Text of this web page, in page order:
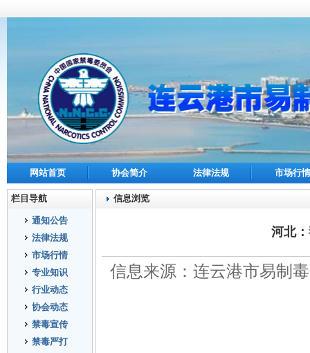
网站首页 协会简介 法律法规 市场行情
栏目导航
通知公告
法律法规
市场行情
专业知识
行业动态
协会动态
禁毒宣传
禁毒严打
信息浏览
河北
信息来源：连云港市易制